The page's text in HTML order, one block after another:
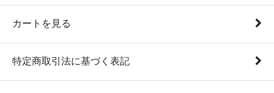
カートを見る
特定商取引法に基づく表記